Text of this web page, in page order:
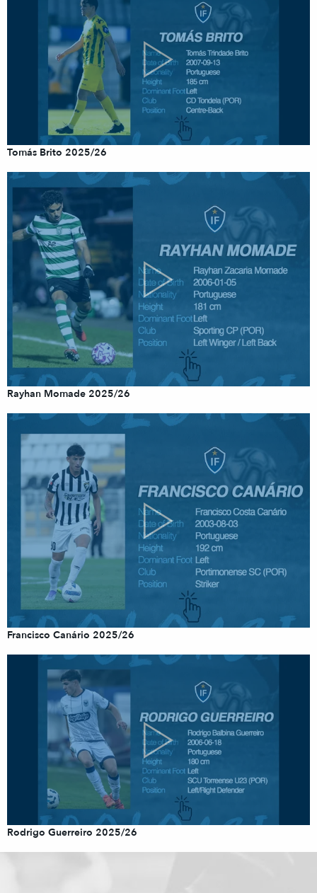
Tomás Brito 2025/26
Rayhan Momade 2025/26
Francisco Canário 2025/26
Rodrigo Guerreiro 2025/26